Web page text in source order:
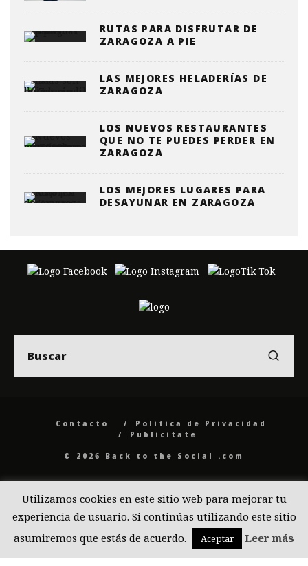
RUTAS PARA DISFRUTAR DE
ZARAGOZA A PIE
LAS MEJORES HELADERÍAS DE
ZARAGOZA
LOS NUEVOS RESTAURANTES
QUE NO TE PUEDES PERDER EN
ZARAGOZA
LOS MEJORES LUGARES PARA
DESAYUNAR EN ZARAGOZA
Contacto
Politica de Privacidad
Publicítate
© 2026 Back to the Social .com
Utilizamos cookies en este sitio web para mejorar tu
experiencia de usuario. Si continúas utilizando este sitio
asumiremos que estás de acuerdo.
Aceptar Leer más